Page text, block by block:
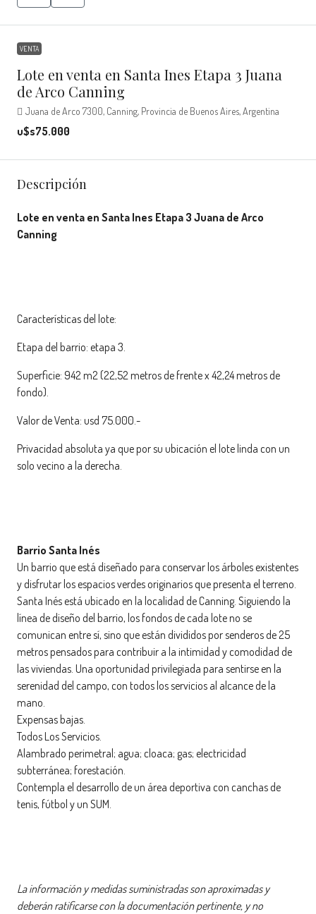
VENTA
Lote en venta en Santa Ines Etapa 3 Juana
de Arco Canning
Juana de Arco 7300, Canning, Provincia de Buenos Aires, Argentina
u$s75.000
Descripción
Lote en venta en Santa Ines Etapa 3 Juana de Arco
Canning
Características del lote:
Etapa del barrio: etapa 3.
Superficie: 942 m2 (22,52 metros de frente x 42,24 metros de
fondo).
Valor de Venta: usd 75.000.-
Privacidad absoluta ya que por su ubicación el lote linda con un
solo vecino a la derecha.
Barrio Santa Inés
Un barrio que está diseñado para conservar los árboles existentes
y disfrutar los espacios verdes originarios que presenta el terreno.
Santa Inés está ubicado en la localidad de Canning. Siguiendo la
línea de diseño del barrio, los fondos de cada lote no se
comunican entre sí, sino que están divididos por senderos de 25
metros pensados para contribuir a la intimidad y comodidad de
las viviendas. Una oportunidad privilegiada para sentirse en la
serenidad del campo, con todos los servicios al alcance de la
mano.
Expensas bajas.
Todos Los Servicios.
Alambrado perimetral; agua; cloaca; gas; electricidad
subterránea; forestación.
Contempla el desarrollo de un área deportiva con canchas de
tenis, fútbol y un SUM.
La información y medidas suministradas son aproximadas y
deberán ratificarse con la documentación pertinente, y no